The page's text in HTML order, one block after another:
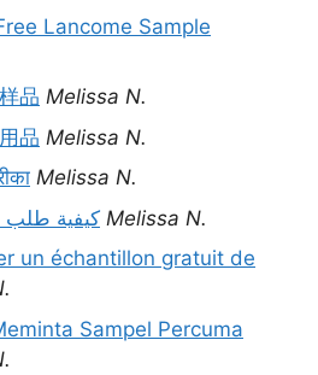
Lancome Sample
品 Melissa N.
品 Melissa N.
Melissa N.
كيفية طلب Melissa N.
un échantillon gratuit de
Sampel Percuma